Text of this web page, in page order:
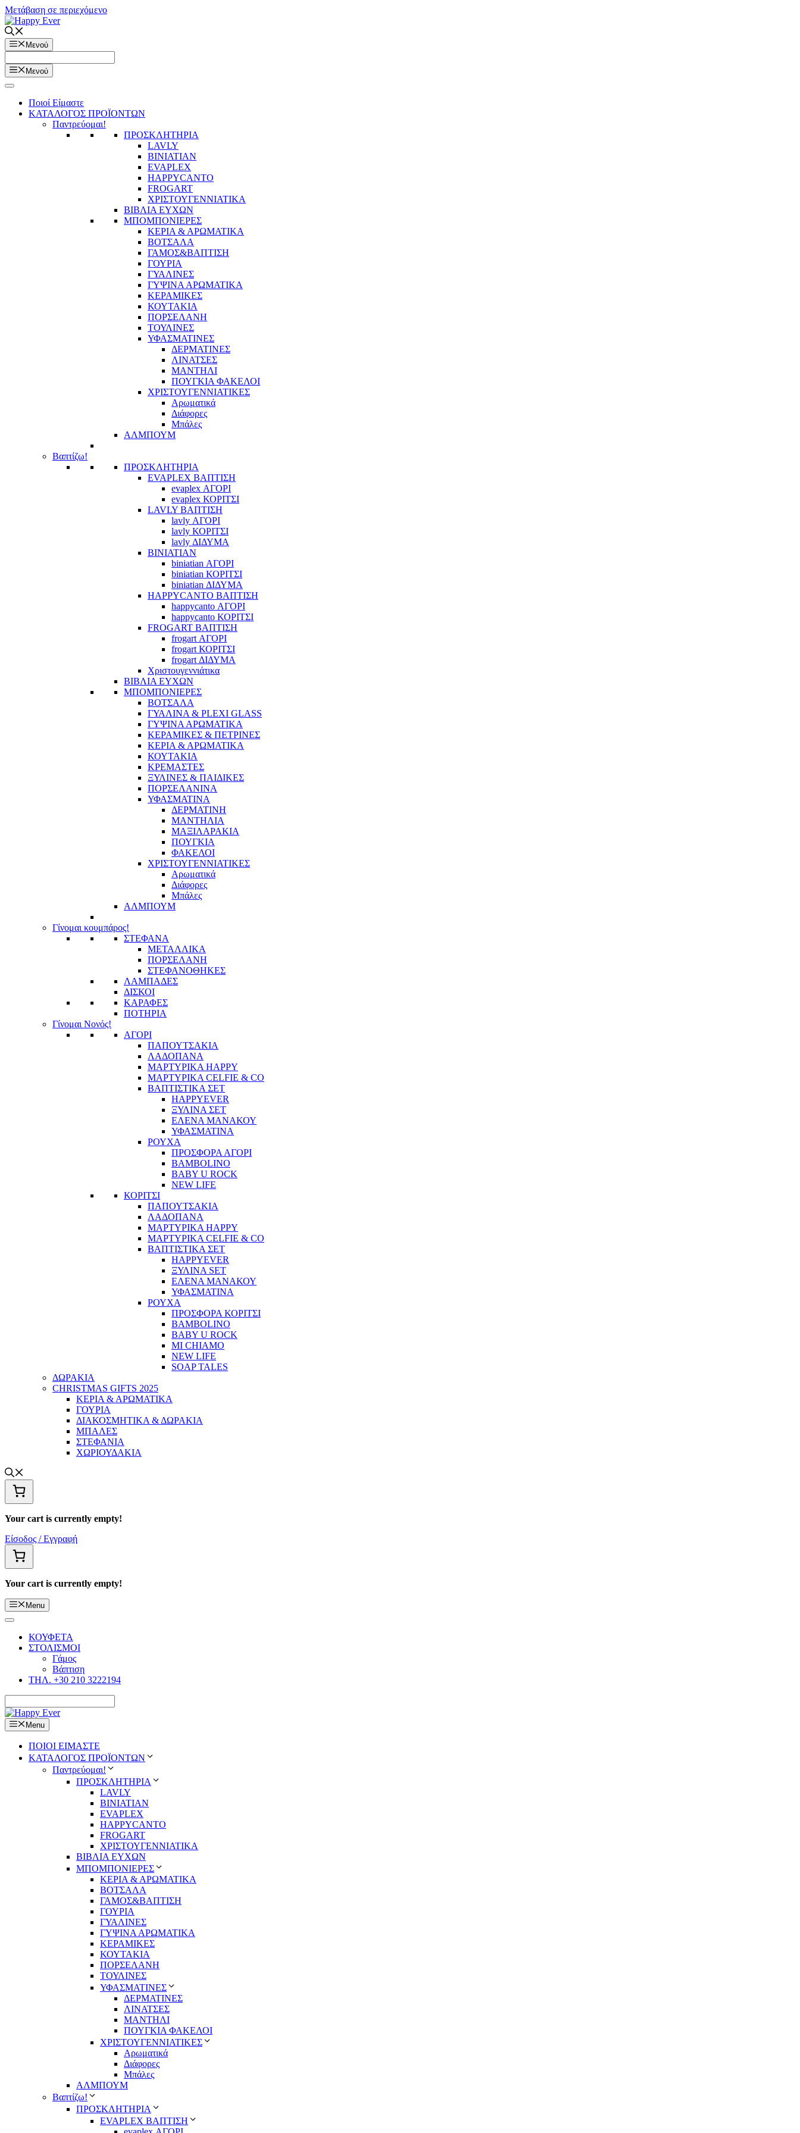
Μετάβαση σε περιεχόμενο
Μενού
Μενού
Ποιοί Είμαστε
ΚΑΤΑΛΟΓΟΣ ΠΡΟΪΟΝΤΩΝ
Παντρεύομαι!
ΠΡΟΣΚΛΗΤΗΡΙΑ
LAVLY
BINIATIAN
EVAPLEX
HAPPYCANTO
FROGART
ΧΡΙΣΤΟΥΓΕΝΝΙΑΤΙΚΑ
ΒΙΒΛΙΑ ΕΥΧΩΝ
ΜΠΟΜΠΟΝΙΕΡΕΣ
ΚΕΡΙΑ & ΑΡΩΜΑΤΙΚΑ
ΒΟΤΣΑΛΑ
ΓΑΜΟΣ&ΒΑΠΤΙΣΗ
ΓΟΥΡΙΑ
ΓΥΑΛΙΝΕΣ
ΓΥΨΙΝΑ ΑΡΩΜΑΤΙΚΑ
ΚΕΡΑΜΙΚΕΣ
ΚΟΥΤΑΚΙΑ
ΠΟΡΣΕΛΑΝΗ
ΤΟΥΛΙΝΕΣ
ΥΦΑΣΜΑΤΙΝΕΣ
ΔΕΡΜΑΤΙΝΕΣ
ΛΙΝΑΤΣΕΣ
ΜΑΝΤΗΛΙ
ΠΟΥΓΚΙΑ ΦΑΚΕΛΟΙ
ΧΡΙΣΤΟΥΓΕΝΝΙΑΤΙΚΕΣ
Αρωματικά
Διάφορες
Μπάλες
ΑΛΜΠΟΥΜ
Βαπτίζω!
ΠΡΟΣΚΛΗΤΗΡΙΑ
EVAPLEX ΒΑΠΤΙΣΗ
evaplex ΑΓΟΡΙ
evaplex ΚΟΡΙΤΣΙ
LAVLY ΒΑΠΤΙΣΗ
lavly ΑΓΟΡΙ
lavly ΚΟΡΙΤΣΙ
lavly ΔΙΔΥΜΑ
BINIATIAN
biniatian ΑΓΟΡΙ
biniatian ΚΟΡΙΤΣΙ
biniatian ΔΙΔΥΜΑ
HAPPYCANTO ΒΑΠΤΙΣΗ
happycanto ΑΓΟΡΙ
happycanto ΚΟΡΙΤΣΙ
FROGART ΒΑΠΤΙΣΗ
frogart ΑΓΟΡΙ
frogart ΚΟΡΙΤΣΙ
frogart ΔΙΔΥΜΑ
Χριστουγεννιάτικα
ΒΙΒΛΙΑ ΕΥΧΩΝ
ΜΠΟΜΠΟΝΙΕΡΕΣ
ΒΟΤΣΑΛΑ
ΓΥΑΛΙΝΑ & PLEXI GLASS
ΓΥΨΙΝΑ ΑΡΩΜΑΤΙΚΑ
ΚΕΡΑΜΙΚΕΣ & ΠΕΤΡΙΝΕΣ
ΚΕΡΙΑ & ΑΡΩΜΑΤΙΚΑ
ΚΟΥΤΑΚΙΑ
ΚΡΕΜΑΣΤΕΣ
ΞΥΛΙΝΕΣ & ΠΑΙΔΙΚΕΣ
ΠΟΡΣΕΛΑΝΙΝΑ
ΥΦΑΣΜΑΤΙΝA
ΔΕΡΜΑΤΙΝΗ
ΜΑΝΤΗΛΙΑ
ΜΑΞΙΛΑΡΑΚΙΑ
ΠΟΥΓΚΙΑ
ΦΑΚΕΛΟΙ
ΧΡΙΣΤΟΥΓΕΝΝΙΑΤΙΚΕΣ
Αρωματικά
Διάφορες
Μπάλες
ΑΛΜΠΟΥΜ
Γίνομαι κουμπάρος!
ΣΤΕΦΑΝΑ
ΜΕΤΑΛΛΙΚΑ
ΠΟΡΣΕΛΑΝΗ
ΣΤΕΦΑΝΟΘΗΚΕΣ
ΛΑΜΠΑΔΕΣ
ΔΙΣΚΟΙ
ΚΑΡΑΦΕΣ
ΠΟΤΗΡΙΑ
Γίνομαι Νονός!
ΑΓΟΡΙ
ΠΑΠΟΥΤΣΑΚΙΑ
ΛΑΔΟΠΑΝΑ
ΜΑΡΤΥΡΙΚΑ HAPPY
ΜΑΡΤΥΡΙΚΑ CELFIE & CO
ΒΑΠΤΙΣΤΙΚΑ ΣΕΤ
HAPPYEVER
ΞΥΛΙΝΑ ΣΕΤ
ΕΛΕΝΑ ΜΑΝΑΚΟΥ
ΥΦΑΣΜΑΤΙΝΑ
ΡΟΥΧΑ
ΠΡΟΣΦΟΡΑ ΑΓΟΡΙ
BAMBOLINO
BABY U ROCK
NEW LIFE
ΚΟΡΙΤΣΙ
ΠΑΠΟΥΤΣΑΚΙΑ
ΛΑΔΟΠΑΝΑ
ΜΑΡΤΥΡΙΚΑ HAPPY
ΜΑΡΤΥΡΙΚΑ CELFIE & CO
ΒΑΠΤΙΣΤΙΚΑ ΣΕΤ
HAPPYEVER
ΞΥΛΙΝΑ SET
ΕΛΕΝΑ ΜΑΝΑΚΟΥ
ΥΦΑΣΜΑΤΙΝΑ
ΡΟΥΧΑ
ΠΡΟΣΦΟΡΑ ΚΟΡΙΤΣΙ
BAMBOLINO
BABY U ROCK
MI CHIAMO
NEW LIFE
SOAP TALES
ΔΩΡΑΚΙΑ
CHRISTMAS GIFTS 2025
ΚΕΡΙΑ & ΑΡΩΜΑΤΙΚΑ
ΓΟΥΡΙΑ
ΔΙΑΚΟΣΜΗΤΙΚΑ & ΔΩΡΑΚΙΑ
ΜΠΑΛΕΣ
ΣΤΕΦΑΝΙΑ
ΧΩΡΙΟΥΔΑΚΙΑ
Your cart is currently empty!
Είσοδος / Εγγραφή
Your cart is currently empty!
Menu
ΚΟΥΦΕΤΑ
ΣΤΟΛΙΣΜΟΙ
Γάμος
Βάπτιση
ΤΗΛ. +30 210 3222194
Menu
ΠΟΙΟΙ ΕΙΜΑΣΤΕ
ΚΑΤΑΛΟΓΟΣ ΠΡΟΪΟΝΤΩΝ
Παντρεύομαι!
ΠΡΟΣΚΛΗΤΗΡΙΑ
LAVLY
BINIATIAN
EVAPLEX
HAPPYCANTO
FROGART
ΧΡΙΣΤΟΥΓΕΝΝΙΑΤΙΚΑ
ΒΙΒΛΙΑ ΕΥΧΩΝ
ΜΠΟΜΠΟΝΙΕΡΕΣ
ΚΕΡΙΑ & ΑΡΩΜΑΤΙΚΑ
ΒΟΤΣΑΛΑ
ΓΑΜΟΣ&ΒΑΠΤΙΣΗ
ΓΟΥΡΙΑ
ΓΥΑΛΙΝΕΣ
ΓΥΨΙΝΑ ΑΡΩΜΑΤΙΚΑ
ΚΕΡΑΜΙΚΕΣ
ΚΟΥΤΑΚΙΑ
ΠΟΡΣΕΛΑΝΗ
ΤΟΥΛΙΝΕΣ
ΥΦΑΣΜΑΤΙΝΕΣ
ΔΕΡΜΑΤΙΝΕΣ
ΛΙΝΑΤΣΕΣ
ΜΑΝΤΗΛΙ
ΠΟΥΓΚΙΑ ΦΑΚΕΛΟΙ
ΧΡΙΣΤΟΥΓΕΝΝΙΑΤΙΚΕΣ
Αρωματικά
Διάφορες
Μπάλες
ΑΛΜΠΟΥΜ
Βαπτίζω!
ΠΡΟΣΚΛΗΤΗΡΙΑ
EVAPLEX ΒΑΠΤΙΣΗ